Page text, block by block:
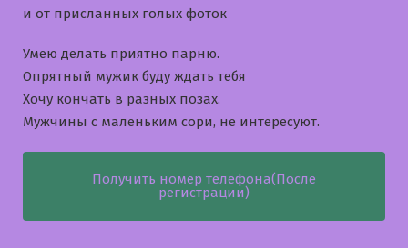
и от присланных голых фоток
Умею делать приятно парню.
Опрятный мужик буду ждать тебя
Хочу кончать в разных позах.
Мужчины с маленьким сори, не интересуют.
Получить номер телефона(После
регистрации)